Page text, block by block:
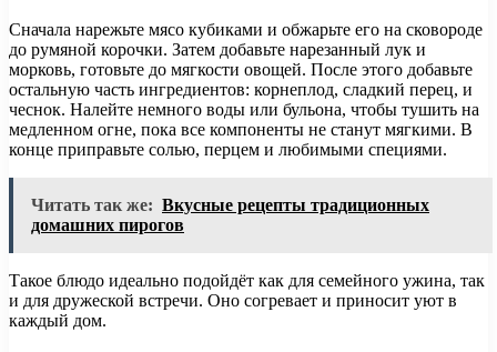
Сначала нарежьте мясо кубиками и обжарьте его на сковороде
до румяной корочки. Затем добавьте нарезанный лук и
морковь, готовьте до мягкости овощей. После этого добавьте
остальную часть ингредиентов: корнеплод, сладкий перец, и
чеснок. Налейте немного воды или бульона, чтобы тушить на
медленном огне, пока все компоненты не станут мягкими. В
конце приправьте солью, перцем и любимыми специями.
Читать так же: Вкусные рецепты традиционных
домашних пирогов
Такое блюдо идеально подойдёт как для семейного ужина, так
и для дружеской встречи. Оно согревает и приносит уют в
каждый дом.